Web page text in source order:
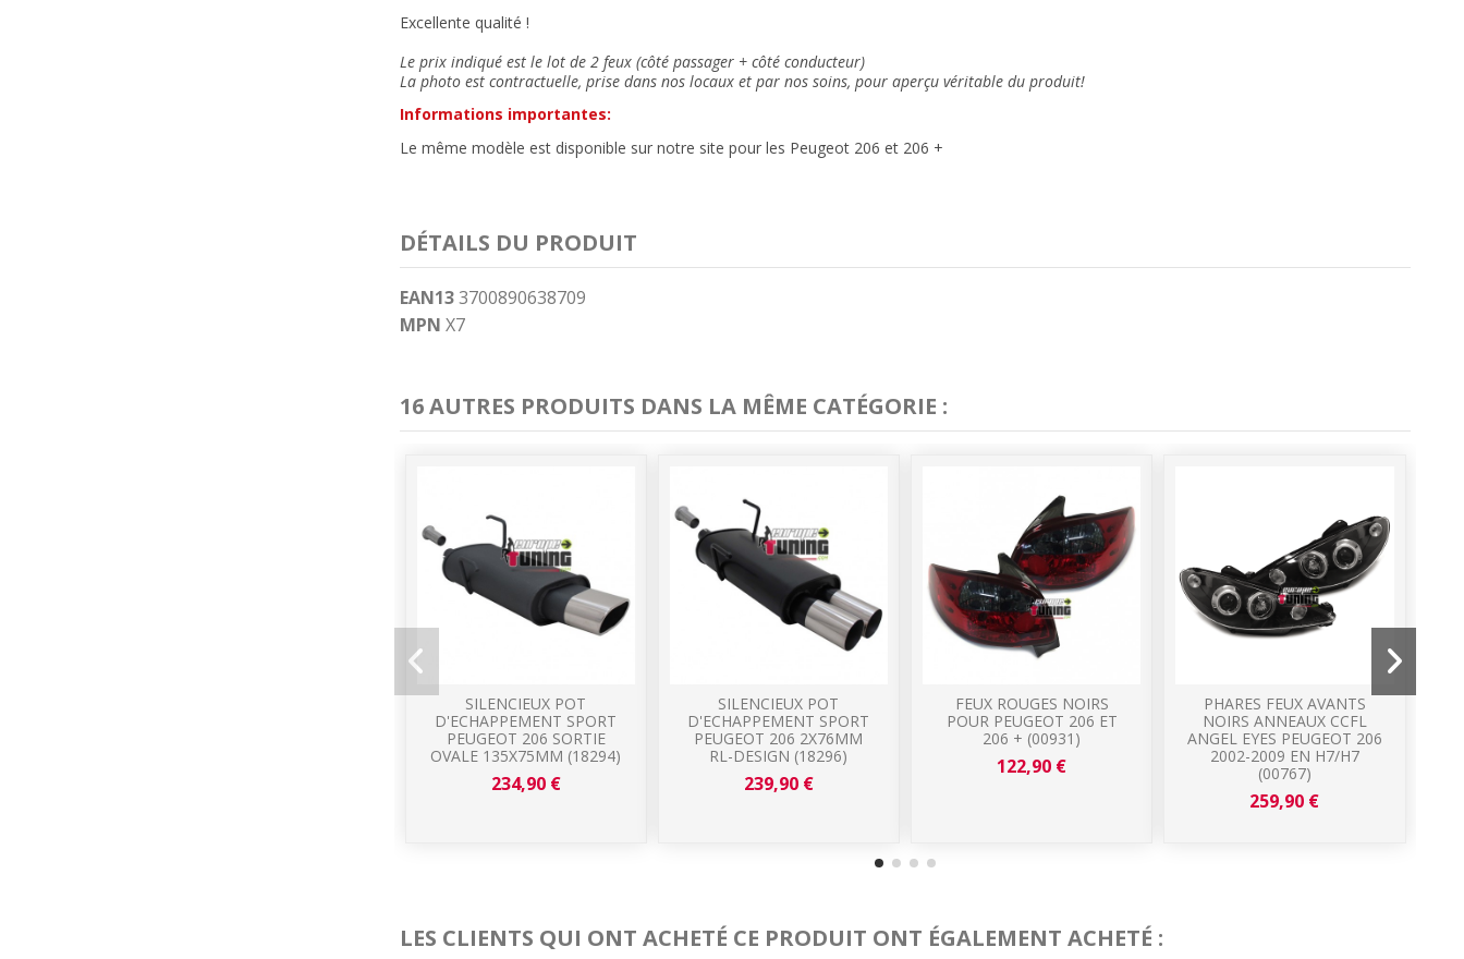
Excellente qualité !
Le prix indiqué est le lot de 2 feux (côté passager + côté conducteur)
La photo est contractuelle, prise dans nos locaux etpar nos soins, pour aperçu véritable du produit!
Informations importantes:
Le même modèle est disponible sur notre site pour les Peugeot 206 et 206 +
DÉTAILS DU PRODUIT
EAN13 3700890638709
MPN X7
16 AUTRES PRODUITS DANS LA MÊME CATÉGORIE :
SILENCIEUX POT
D'ECHAPPEMENT SPORT
PEUGEOT 206 SORTIE
OVALE 135X75MM (18294)
234,90 €
SILENCIEUX POT
D'ECHAPPEMENT SPORT
PEUGEOT 206 2X76MM
RL-DESIGN (18296)
239,90 €
FEUX ROUGES NOIRS
POUR PEUGEOT 206 ET
206 + (00931)
122,90 €
PHARES FEUX AVANTS
NOIRS ANNEAUX CCFL
ANGEL EYES PEUGEOT 206
2002-2009 EN H7/H7
(00767)
259,90 €
LES CLIENTS QUI ONT ACHETÉ CE PRODUIT ONT ÉGALEMENT ACHETÉ :